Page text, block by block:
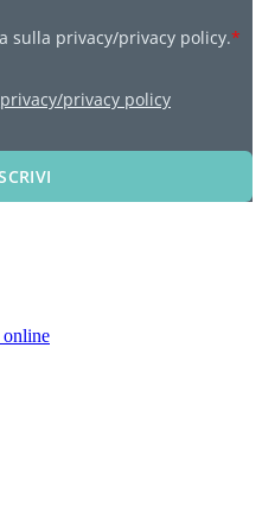
sulla privacy/privacy policy.*
privacy policy